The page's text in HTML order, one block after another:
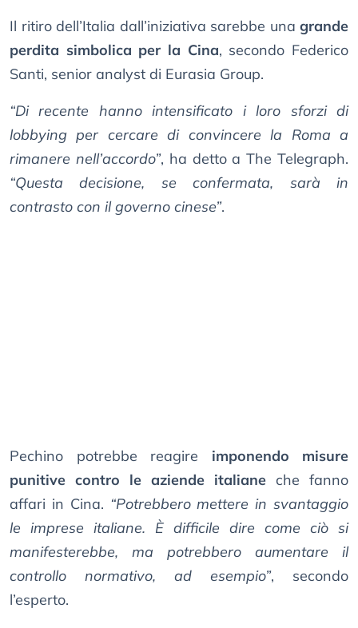
Il ritiro dell’Italia dall’iniziativa sarebbe una grande
perdita simbolica per la Cina, secondo Federico
Santi, senior analyst di Eurasia Group.
“Di recente hanno intensificato i loro sforzi di
lobbying per cercare di convincere la Roma a
rimanere nell’accordo”, ha detto a The Telegraph.
“Questa decisione, se confermata, sarà in
contrasto con il governo cinese”.
Pechino potrebbe reagire imponendo misure
punitive contro le aziende italiane che fanno
affari in Cina. “Potrebbero mettere in svantaggio
le imprese italiane. È difficile dire come ciò si
manifesterebbe, ma potrebbero aumentare il
controllo normativo, ad esempio”, secondo
l’esperto.